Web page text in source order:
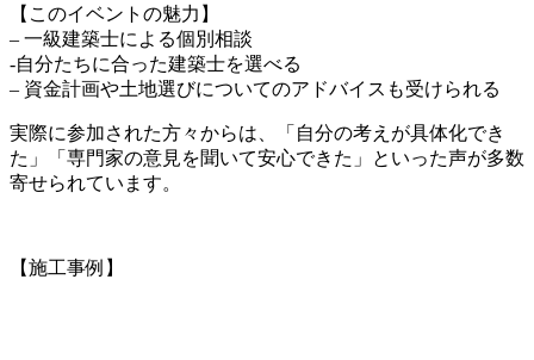
【このイベントの魅力】
– 一級建築士による個別相談
-自分たちに合った建築士を選べる
– 資金計画や土地選びについてのアドバイスも受けられる
実際に参加された方々からは、「自分の考えが具体化でき
た」「専門家の意見を聞いて安心できた」といった声が多数
寄せられています。
【施工事例】